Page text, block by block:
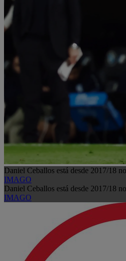
Daniel Ceballos está desde 2017/18
IMAGO
Daniel Ceballos está desde 2017/18
IMAGO